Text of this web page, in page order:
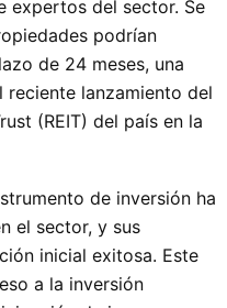
expertos del sector. Se
podrían
de 24 meses, una
reciente lanzamiento del
(REIT) del país en la
de inversión ha
el sector, y sus
inicial exitosa. Este
a la inversión